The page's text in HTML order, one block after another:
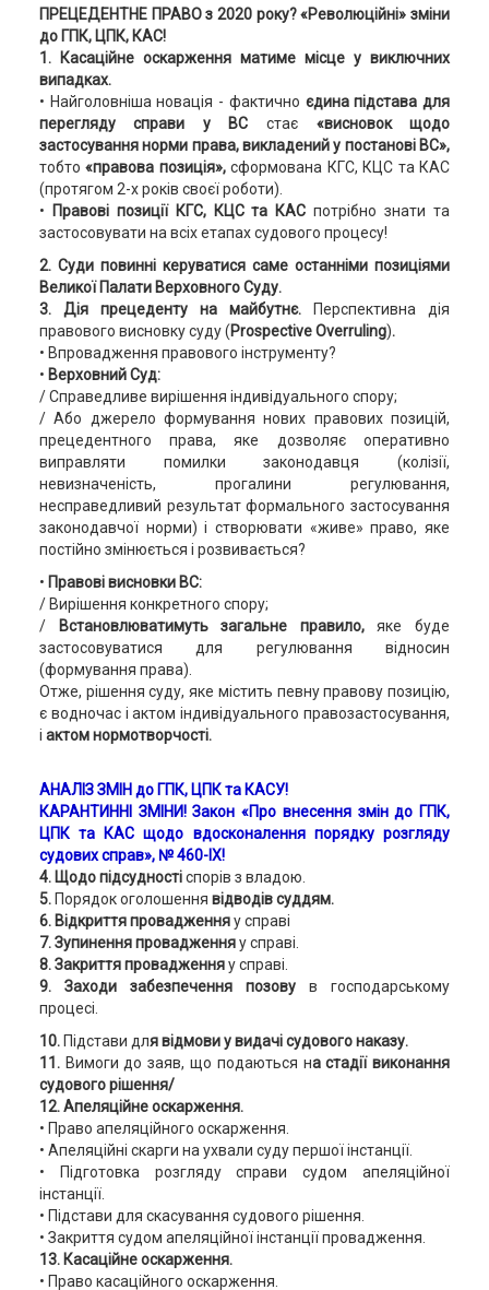
ПРЕЦЕДЕНТНЕ ПРАВО з 2020 року? «Революційні» зміни
до ГПК, ЦПК, КАС!
1. Касаційне оскарження матиме місце у виключних
випадках.
• Найголовніша новація - фактично єдина підстава для
перегляду справи у ВСстає «висновок щодо
застосування норми права, викладений у постанові ВС»,
тобто«правова позиція»,сформована КГС, КЦС та КАС
(протягом 2-х років своєї роботи).
•
Правові позиції КГС, КЦС та КАС потрібно знати та
застосовувати на всіх етапах судового процесу!
2. Суди повинні керуватися саме останніми позиціями
Великої Палати Верховного Суду.
3. Дія прецеденту на майбутнє.
Перспективна дія
правового висновку суду (Prospective Overruling).
• Впровадження правового інструменту?
• Верховний Суд:
/ Справедливе вирішення індивідуального спору;
/ Або джерело формування нових правових позицій,
прецедентного права, яке дозволяє оперативно
виправляти помилки законодавця (колізії,
невизначеність, прогалини регулювання,
несправедливий результат формального застосування
законодавчої норми) і створювати «живе» право, яке
постійно змінюється і розвивається?
• Правові висновки ВС:
/ Вирішення конкретного спору;
/
Встановлюватимуть загальне правило,яке буде
застосовуватися для регулювання відносин
(формування права).
Отже, рішення суду, яке містить певну правову позицію,
є водночас і актом індивідуального правозастосування,
і актом нормотворчості.
АНАЛІЗ ЗМІН до ГПК, ЦПК та КАСУ!
КАРАНТИННІ ЗМІНИ! Закон «Про внесення змін до ГПК,
ЦПК та КАС щодо вдосконалення порядку розгляду
судових справ», № 460-IX!
4. Щодо підсудностіспорів з владою.
5.Порядок оголошення відводів суддям.
6. Відкриття провадженняу справі
7. Зупинення провадженняу справі.
8. Закриття провадженняу справі.
9. Заходи забезпечення позову в господарському
процесі.
10. Підстави для відмови у видачі судового наказу.
11.Вимоги до заяв, що подаються на стадії виконання
судового рішення/
12. Апеляційне оскарження.
• Право апеляційного оскарження.
• Апеляційні скарги на ухвали суду першої інстанції.
• Підготовка розгляду справи судом апеляційної
інстанції.
• Підстави для скасування судового рішення.
• Закриття судом апеляційної інстанції провадження.
13. Касаційне оскарження.
• Право касаційного оскарження.